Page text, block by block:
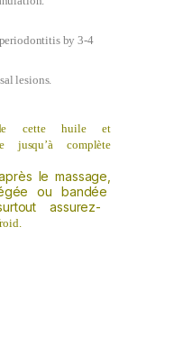
by 3-4
lesions.
cette huile et
jusqu’àcomplète
le massage,
ou bandée
assurez-